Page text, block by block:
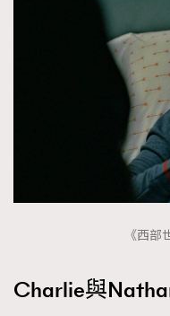
《西部
Charlie與